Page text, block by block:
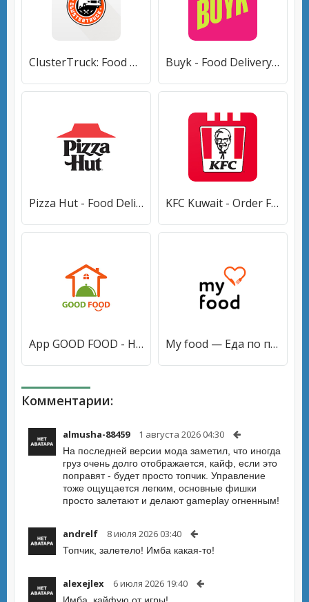
ClusterTruck: Food Delivery [Premium] Buyk - Food Delivery [Premium]
Pizza Hut - Food Delivery & Takeout [Без рекламы] KFC Kuwait - Order Food Online [Premium]
App GOOD FOOD - Home Food [Без рекламы] My food — Еда по подписке [Premium]
Комментарии:
almusha-88459 1 августа 2026 04:30
На последней версии мода заметил, что иногда
груз очень долго отображается, кайф, если это
поправят - будет просто топчик. Управление
тоже ощущается легким, основные фишки
просто залетают и делают gameplay огненным!
andrelf 8 июля 2026 03:40
Топчик, залетело! Имба какая-то!
alexejlex 6 июля 2026 19:40